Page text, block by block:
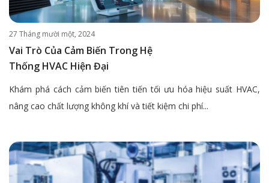
27 Tháng mười một, 2024
Vai Trò Của Cảm Biến Trong Hệ
Thống HVAC Hiện Đại
Khám phá cách cảm biến tiên tiến tối ưu hóa hiệu suất HVAC,
nâng cao chất lượng không khí và tiết kiệm chi phí...